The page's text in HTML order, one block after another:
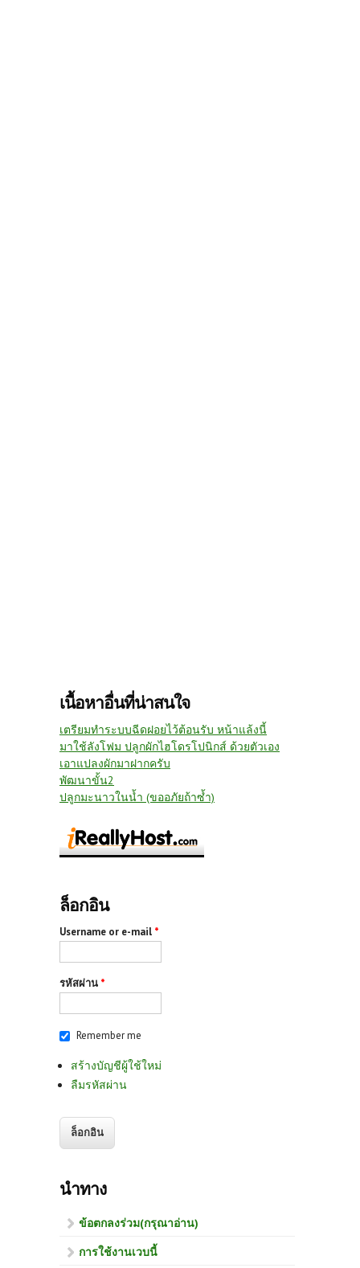
เนื้อหาอื่นที่น่าสนใจ
เตรียมทำระบบฉีดฝอยไว้ต้อนรับ หน้าแล้งนี้
มาใช้ลังโฟม ปลูกผักไฮโดรโปนิกส์ ด้วยตัวเอง
เอาแปลงผักมาฝากครับ
พัฒนาขั้น2
ปลูกมะนาวในน้ำ (ขออภัยถ้าซ้ำ)
ล็อกอิน
Username or e-mail *
รหัสผ่าน *
Remember me
สร้างบัญชีผู้ใช้ใหม่
ลืมรหัสผ่าน
นำทาง
ข้อตกลงร่วม(กรุณาอ่าน)
การใช้งานเวบนี้